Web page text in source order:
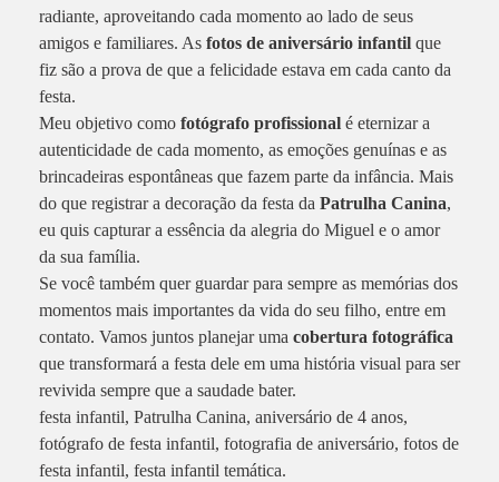
radiante, aproveitando cada momento ao lado de seus
amigos e familiares. As fotos de aniversário infantil que
fiz são a prova de que a felicidade estava em cada canto da
festa.
Meu objetivo como fotógrafo profissional é eternizar a
autenticidade de cada momento, as emoções genuínas e as
brincadeiras espontâneas que fazem parte da infância. Mais
do que registrar a decoração da festa da Patrulha Canina,
eu quis capturar a essência da alegria do Miguel e o amor
da sua família.
Se você também quer guardar para sempre as memórias dos
momentos mais importantes da vida do seu filho, entre em
contato. Vamos juntos planejar uma cobertura fotográfica
que transformará a festa dele em uma história visual para ser
revivida sempre que a saudade bater.
festa infantil, Patrulha Canina, aniversário de 4 anos,
fotógrafo de festa infantil, fotografia de aniversário, fotos de
festa infantil, festa infantil temática.